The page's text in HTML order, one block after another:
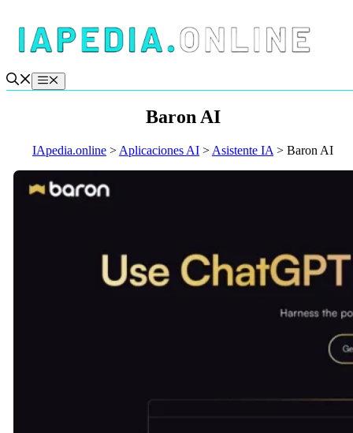
contenido
Menú
Baron AI
IApedia.online > Aplicaciones AI > Asistente IA > Baron AI